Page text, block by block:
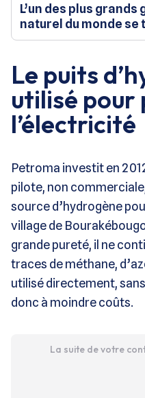
L’un des plus
naturel du monde se
Le puits
utilisé pour
l’électricité
Petroma investit en
pilote, non
source d’hydrogène
village de
grande pureté, il ne
traces de méthane,
utilisé directement,
donc à moindre coûts.
La suite de votre